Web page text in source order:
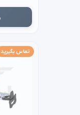
تماس بگیرید